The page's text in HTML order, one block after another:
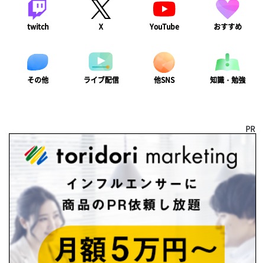
twitch X YouTube おすすめ
その他 ライブ配信 他SNS 知識・勉強
PR